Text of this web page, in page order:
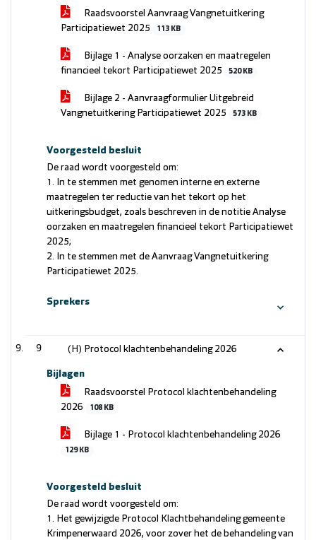
Raadsvoorstel Aanvraag Vangnetuitkering
Participatiewet 2025
113 KB
Bijlage 1 - Analyse oorzaken en maatregelen
financieel tekort Participatiewet 2025
520 KB
Bijlage 2 - Aanvraagformulier Uitgebreid
Vangnetuitkering Participatiewet 2025
573 KB
Voorgesteld besluit
De raad wordt voorgesteld om:
1. In te stemmen met genomen interne en externe
maatregelen ter reductie van het tekort op het
uitkeringsbudget, zoals beschreven in de notitie Analyse
oorzaken en maatregelen financieel tekort Participatiewet
2025;
2. In te stemmen met de Aanvraag Vangnetuitkering
Participatiewet 2025.
Sprekers
9 (H) Protocol klachtenbehandeling 2026
Bijlagen
Raadsvoorstel Protocol klachtenbehandeling
2026
108 KB
Bijlage 1 - Protocol klachtenbehandeling 2026
129 KB
Voorgesteld besluit
De raad wordt voorgesteld om:
1. Het gewijzigde Protocol Klachtbehandeling gemeente
Krimpenerwaard 2026, voor zover het de behandeling van